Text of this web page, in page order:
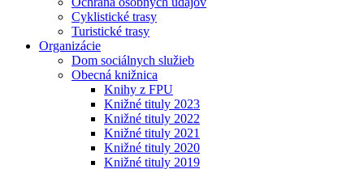
Cyklistické trasy
Turistické trasy
Organizácie
Dom sociálnych služieb
Obecná knižnica
Knihy z FPU
Knižné tituly 2023
Knižné tituly 2022
Knižné tituly 2021
Knižné tituly 2020
Knižné tituly 2019